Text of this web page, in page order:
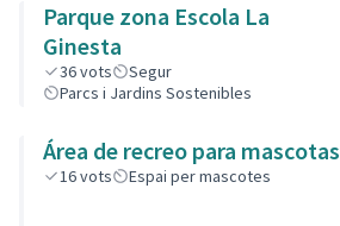
Parque zona Escola La
Ginesta
36vots
Segur
Parcs i Jardins Sostenibles
Área de recreo para mascotas
16vots Espai per mascotes